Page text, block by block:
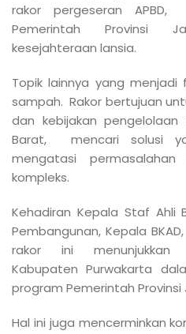
rakor pergeseran APBD,
Pemerintah Provinsi
kesejahteraan lansia.
Topik lainnya yang
sampah. Rakor bertujuan
dan kebijakan
Barat, mencari solusi
mengatasi
kompleks.
Kehadiran Kepala Staf Ahli
Pembangunan, Kepala
rakor ini menunjukkan
Kabupaten Purwakarta
program Pemerintah Provinsi
Hal ini juga mencerminkan